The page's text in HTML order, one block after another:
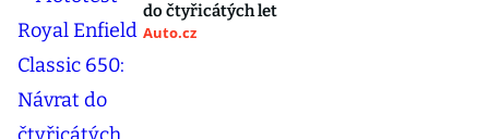
do čtyřicátých let
Auto.cz